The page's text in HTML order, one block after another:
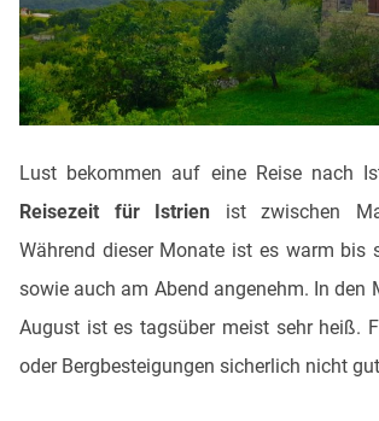
Lust bekommen auf eine Reise nach
Reisezeit für Istrien ist zwischen
Während dieser Monate ist es warm bis
sowie auch am Abend angenehm. In den
August ist es tagsüber meist sehr heiß.
oder Bergbesteigungen sicherlich nicht